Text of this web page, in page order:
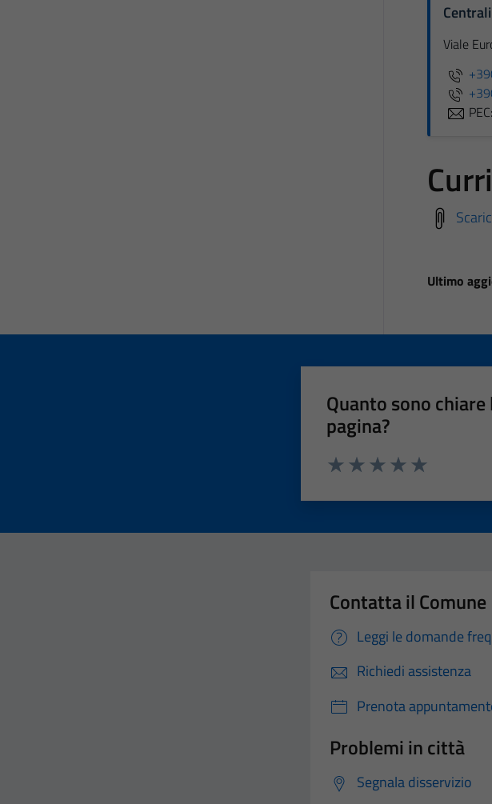
Viale
PEC:
Ultimo
Quanto sono
pagina?
Contatta il Comune
Leggi le domande
Richiedi assistenza
Prenota
Problemi in città
Segnala disservizio